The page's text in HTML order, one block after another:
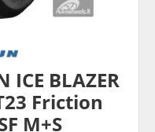
ICE BLAZER
Friction
M+S